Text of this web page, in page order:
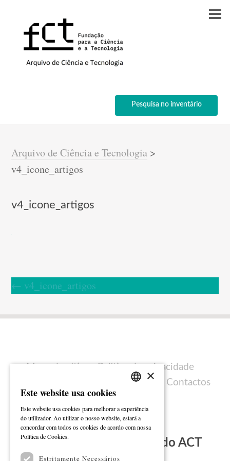
Pesquisa no inventário
Arquivo de Ciência e Tecnologia >
v4_icone_artigos
v4_icone_artigos
← v4_icone_artigos
Mapa do sítio
Política de privacidade
Ficha técnica Contactos
Subscreva a Newsletter do ACT
ENGLISH
×
Este website usa cookies
Este website usa cookies para melhorar a experiência
do utilizador. Ao utilizar o nosso website, estará a
concordar com todos os cookies de acordo com nossa
Política de Cookies.
Estritamente Necessários